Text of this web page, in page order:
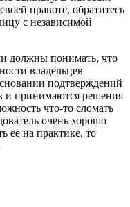
правоте, обратитесь
с независимой
должны понимать, что
владельцев
подтверждений
и принимаются решения
что-то сломать
очень хорошо
ее на практике, то